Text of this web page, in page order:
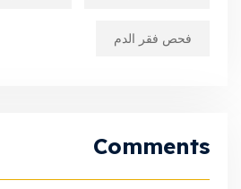
فحص فقر الدم
Comments